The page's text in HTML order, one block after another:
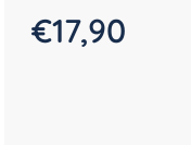
€17,90